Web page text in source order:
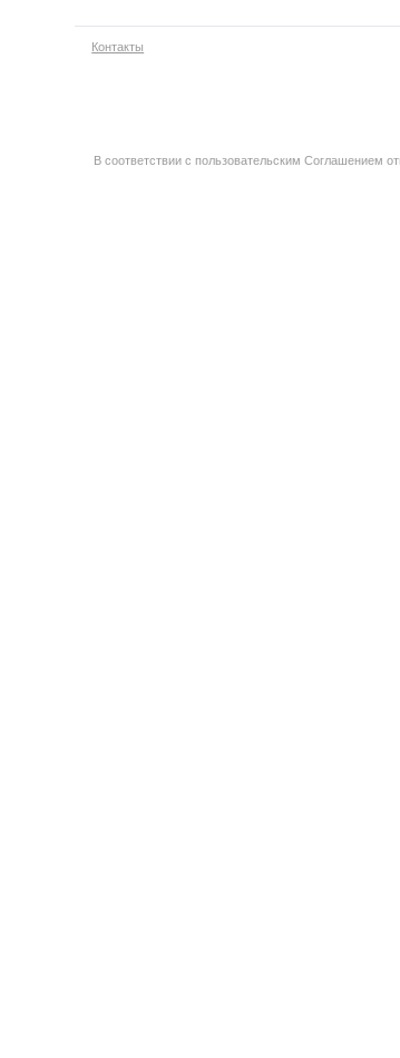
Контакты
В соответствии с пользовательским Соглашением